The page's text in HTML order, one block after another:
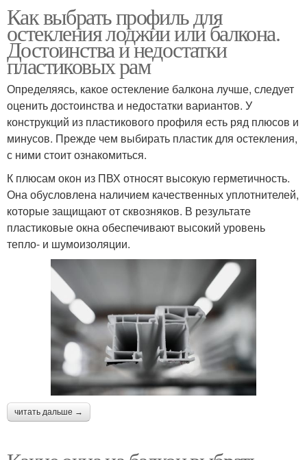
Как выбрать профиль для
остекления лоджии или балкона.
Достоинства и недостатки
пластиковых рам
Определяясь, какое остекление балкона лучше, следует
оценить достоинства и недостатки вариантов. У
конструкций из пластикового профиля есть ряд плюсов и
минусов. Прежде чем выбирать пластик для остекления,
с ними стоит ознакомиться.
К плюсам окон из ПВХ относят высокую герметичность.
Она обусловлена наличием качественных уплотнителей,
которые защищают от сквозняков. В результате
пластиковые окна обеспечивают высокий уровень
тепло- и шумоизоляции.
читать дальше →